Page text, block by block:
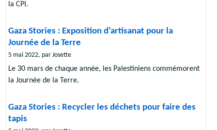
la CPI.
Gaza Stories : Exposition d’artisanat pour la
Journée de la Terre
5 mai 2022, par Josette
Le 30 mars de chaque année, les Palestiniens commémorent
la Journée de la Terre.
Gaza Stories : Recycler les déchets pour faire des
tapis